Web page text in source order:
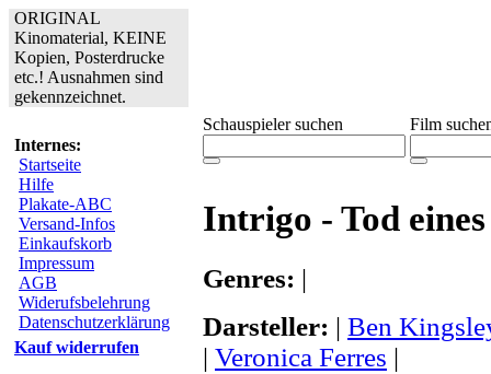
ORIGINAL
Kinomaterial, KEINE
Kopien, Posterdrucke
etc.! Ausnahmen sind
gekennzeichnet.
Internes:
Startseite
Hilfe
Plakate-ABC
Versand-Infos
Einkaufskorb
Impressum
AGB
Widerufsbelehrung
Datenschutzerklärung
Kauf widerrufen
Schauspieler suchen Film
Intrigo - Tod
Genres: |
Darsteller: | Ben
| Veronica Ferres |